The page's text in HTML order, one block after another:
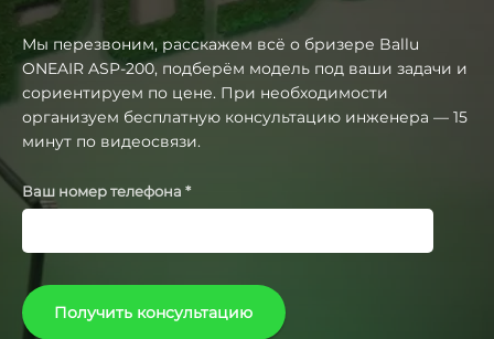
Мы перезвоним, расскажем всё о бризере Ballu
ONEAIR ASP-200, подберём модель под ваши задачи и
сориентируем по цене. При необходимости
организуем бесплатную консультацию инженера — 15
минут по видеосвязи.
Ваш номер телефона *
Получить консультацию